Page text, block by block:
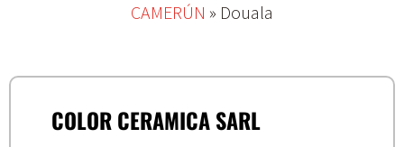
CAMERÚN » Douala
COLOR CERAMICA SARL